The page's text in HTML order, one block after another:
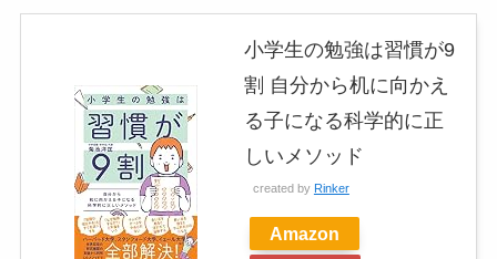
小学生の勉強は習慣が9
割 自分から机に向かえ
る子になる科学的に正
しいメソッド
created by Rinker
Amazon